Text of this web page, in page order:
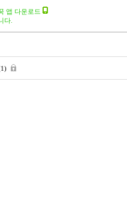
앱 다운로드
다.